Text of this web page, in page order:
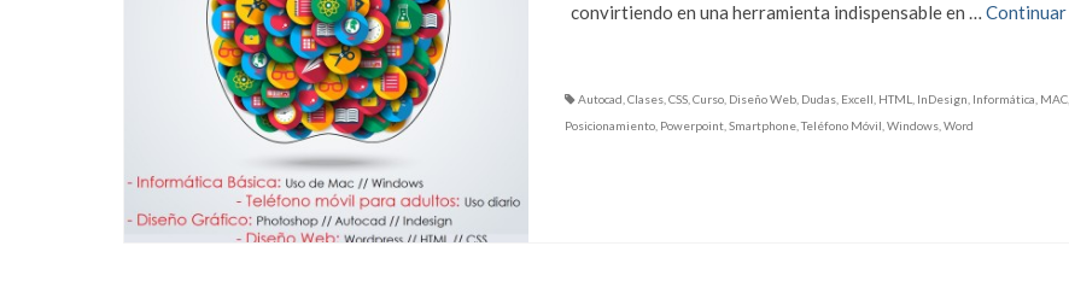
convirtiendo en una herramienta indispensable en … Continuar
Autocad Clases, CSS, Curso, Diseño Web, Dudas, Excell HTML InDesign Informática MAC,
Posicionamiento, Powerpoint, Smartphone,Teléfono Móvil Windows, Word